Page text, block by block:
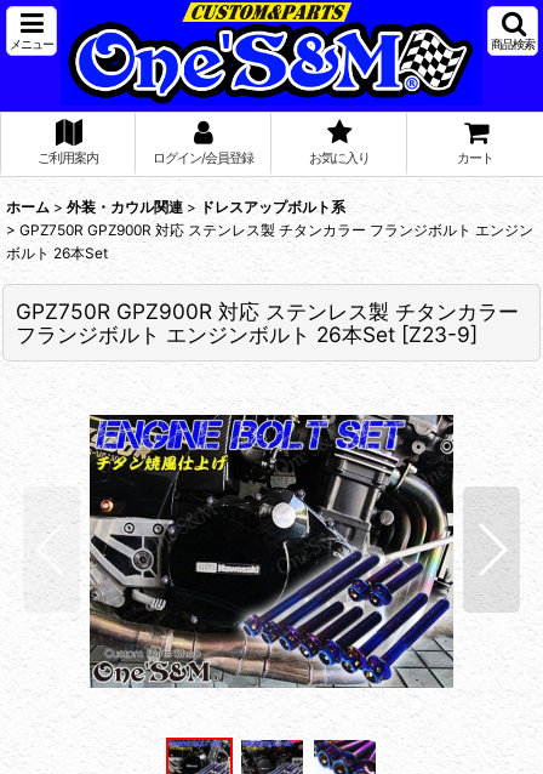
メニュー 商品検索
ご利用案内 ログイン/会員登録 お気に入り カート
ホーム > 外装・カウル関連 > ドレスアップボルト系
> GPZ750R GPZ900R 対応 ステンレス製 チタンカラー フランジボルト エンジン
ボルト 26本Set
GPZ750R GPZ900R 対応 ステンレス製 チタンカラー
フランジボルト エンジンボルト 26本Set [Z23-9]